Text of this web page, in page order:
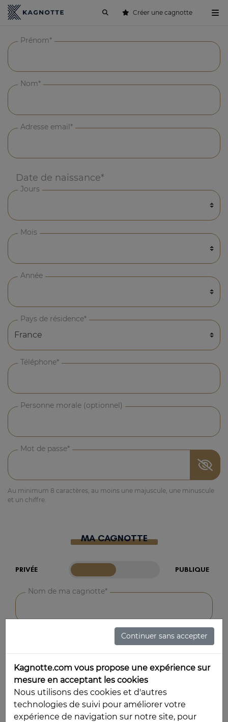
Créer une cagnotte
Prénom*
Nom*
Adresse email*
Date de naissance*
Jours
Mois
Année
Pays de résidence*
Téléphone*
Personne morale (optionnel)
Mot de passe*
Au minimum 8 caractères, au moins une majuscule, une minuscule
et un chiffre.
MA CAGNOTTE
PRIVÉE PUBLIQUE
Nom de ma cagnotte*
J’accepte les conditions générales d’utilisation
Acceptez-vous de nous soutenir en recevant les emails de nos
Continuer sans accepter
Kagnotte.com vous propose une expérience sur
mesure en acceptant les cookies
Nous utilisons des cookies et d'autres
technologies de suivi pour améliorer votre
expérience de navigation sur notre site, pour